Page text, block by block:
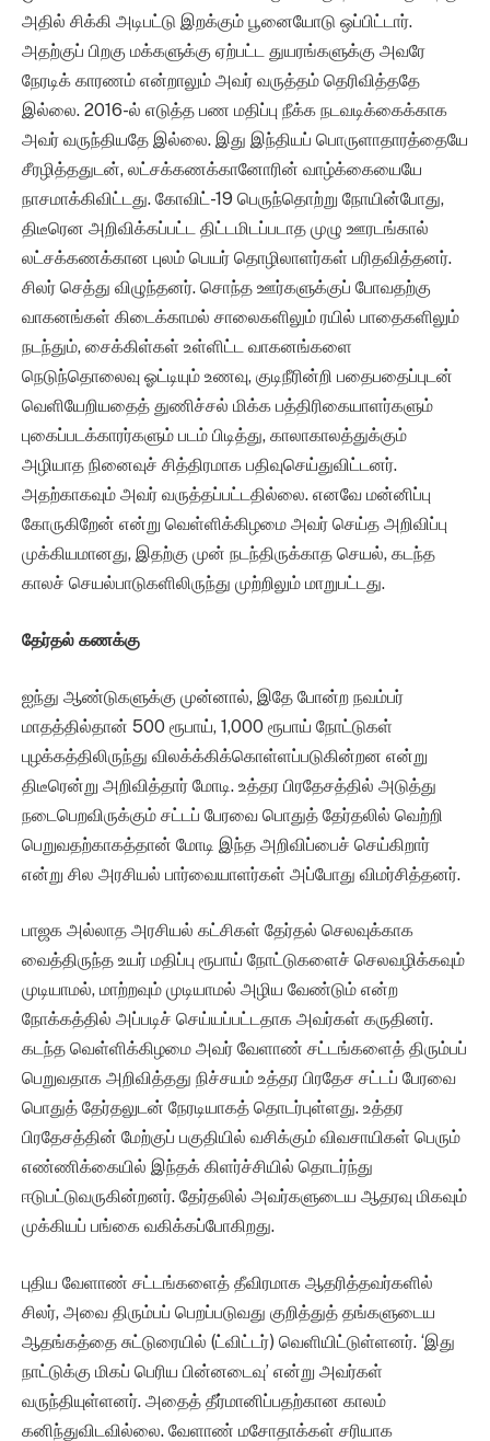
அதில் சிக்கி அடிபட்டு இறக்கும் பூனையோடு ஒப்பிட்டார்.
அதற்குப் பிறகு மக்களுக்கு ஏற்பட்ட துயரங்களுக்கு அவரே
நேரடிக் காரணம் என்றாலும் அவர் வருத்தம் தெரிவித்ததே
இல்லை. 2016-ல் எடுத்த பண மதிப்பு நீக்க நடவடிக்கைக்காக
அவர் வருந்தியதே இல்லை. இது இந்தியப் பொருளாதாரத்தையே
சீரழித்ததுடன், லட்சக்கணக்கானோரின் வாழ்க்கையையே
நாசமாக்கிவிட்டது. கோவிட்-19 பெருந்தொற்று நோயின்போது,
திடீரென அறிவிக்கப்பட்ட திட்டமிடப்படாத முழு ஊரடங்கால்
லட்சக்கணக்கான புலம் பெயர் தொழிலாளர்கள் பரிதவித்தனர்.
சிலர் செத்து விழுந்தனர். சொந்த ஊர்களுக்குப் போவதற்கு
வாகனங்கள் கிடைக்காமல் சாலைகளிலும் ரயில் பாதைகளிலும்
நடந்தும், சைக்கிள்கள் உள்ளிட்ட வாகனங்களை
நெடுந்தொலைவு ஓட்டியும் உணவு, குடிநீரின்றி பதைபதைப்புடன்
வெளியேறியதைத் துணிச்சல் மிக்க பத்திரிகையாளர்களும்
புகைப்படக்காரர்களும் படம் பிடித்து, காலாகாலத்துக்கும்
அழியாத நினைவுச் சித்திரமாக பதிவுசெய்துவிட்டனர்.
அதற்காகவும் அவர் வருத்தப்பட்டதில்லை. எனவே மன்னிப்பு
கோருகிறேன் என்று வெள்ளிக்கிழமை அவர் செய்த அறிவிப்பு
முக்கியமானது, இதற்கு முன் நடந்திருக்காத செயல், கடந்த
காலச் செயல்பாடுகளிலிருந்து முற்றிலும் மாறுபட்டது.
தேர்தல் கணக்கு
ஐந்து ஆண்டுகளுக்கு முன்னால், இதே போன்ற நவம்பர்
மாதத்தில்தான் 500 ரூபாய், 1,000 ரூபாய் நோட்டுகள்
புழக்கத்திலிருந்து விலக்க்கிக்கொள்ளப்படுகின்றன என்று
திடீரென்று அறிவித்தார் மோடி. உத்தர பிரதேசத்தில் அடுத்து
நடைபெறவிருக்கும் சட்டப் பேரவை பொதுத் தேர்தலில் வெற்றி
பெறுவதற்காகத்தான் மோடி இந்த அறிவிப்பைச் செய்கிறார்
என்று சில அரசியல் பார்வையாளர்கள் அப்போது விமர்சித்தனர்.
பாஜக அல்லாத அரசியல் கட்சிகள் தேர்தல் செலவுக்காக
வைத்திருந்த உயர் மதிப்பு ரூபாய் நோட்டுகளைச் செலவழிக்கவும்
முடியாமல், மாற்றவும் முடியாமல் அழிய வேண்டும் என்ற
நோக்கத்தில் அப்படிச் செய்யப்பட்டதாக அவர்கள் கருதினர்.
கடந்த வெள்ளிக்கிழமை அவர் வேளாண் சட்டங்களைத் திரும்பப்
பெறுவதாக அறிவித்தது நிச்சயம் உத்தர பிரதேச சட்டப் பேரவை
பொதுத் தேர்தலுடன் நேரடியாகத் தொடர்புள்ளது. உத்தர
பிரதேசத்தின் மேற்குப் பகுதியில் வசிக்கும் விவசாயிகள் பெரும்
எண்ணிக்கையில் இந்தக் கிளர்ச்சியில் தொடர்ந்து
ஈடுபட்டுவருகின்றனர். தேர்தலில் அவர்களுடைய ஆதரவு மிகவும்
முக்கியப் பங்கை வகிக்கப்போகிறது.
புதிய வேளாண் சட்டங்களைத் தீவிரமாக ஆதரித்தவர்களில்
சிலர், அவை திரும்பப் பெறப்படுவது குறித்துத் தங்களுடைய
ஆதங்கத்தை சுட்டுரையில் (ட்விட்டர்) வெளியிட்டுள்ளனர். ‘இது
நாட்டுக்கு மிகப் பெரிய பின்னடைவு’ என்று அவர்கள்
வருந்தியுள்ளனர். அதைத் தீர்மானிப்பதற்கான காலம்
கனிந்துவிடவில்லை. வேளாண் மசோதாக்கள் சரியாக